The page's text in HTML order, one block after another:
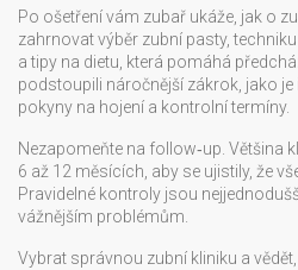
Po ošetření vám zubař ukáže, jak o
zahrnovat výběr zubní pasty,
a tipy na dietu, která pomáhá
podstoupili náročnější zákrok, jako
pokyny na hojení a kontrolní termíny.
Nezapomeňte na follow‑up. Většina
6 až 12 měsících, aby se ujistily, že
Pravidelné kontroly jsou
vážnějším problémům.
Vybrat správnou zubní kliniku a